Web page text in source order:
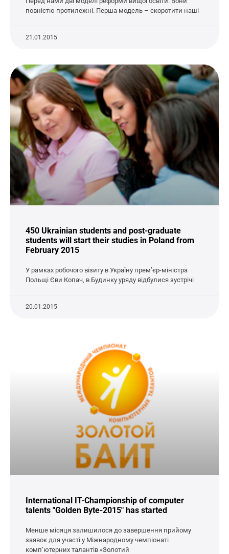
повністю протилежні. Перша модель – скоротити наші
21.01.2015
450 Ukrainian students and post-graduate
students will start their studies in Poland from
February 2015
У рамках робочого візиту в Україну прем’єр-міністра
Польщі Єви Копач, в Будинку уряду відбулися зустрічі
20.01.2015
International IT-Championship of computer
talents "Golden Byte-2015" has started
Менше місяця залишилося до завершення прийому
заявок для участі у Міжнародному чемпіонаті
комп’ютерних талантів «Золотий